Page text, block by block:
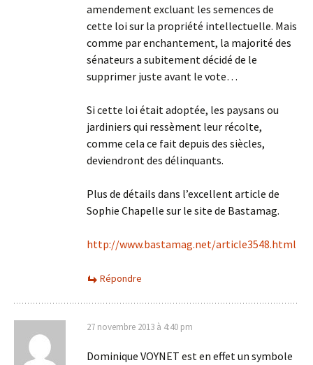
amendement excluant les semences de
cette loi sur la propriété intellectuelle. Mais
comme par enchantement, la majorité des
sénateurs a subitement décidé de le
supprimer juste avant le vote…
Si cette loi était adoptée, les paysans ou
jardiniers qui ressèment leur récolte,
comme cela ce fait depuis des siècles,
deviendront des délinquants.
Plus de détails dans l’excellent article de
Sophie Chapelle sur le site de Bastamag.
http://www.bastamag.net/article3548.html
Répondre
27 novembre 2013 à 4:40 pm
Dominique VOYNET est en effet un symbole